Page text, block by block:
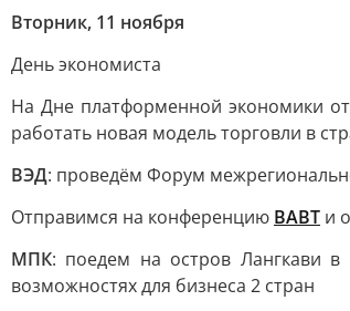
Вторник, 11 ноября
День экономиста
На Дне платформенной экономики
работать новая модель торговли в
ВЭД: проведём Форум
Отправимся на конференцию ВАВТ и
МПК: поедем на остров Лангкави в
возможностях для бизнеса 2 стран